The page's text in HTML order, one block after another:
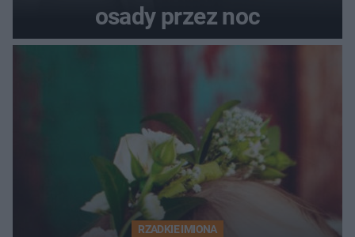
osady przez noc
RZADKIE IMIONA